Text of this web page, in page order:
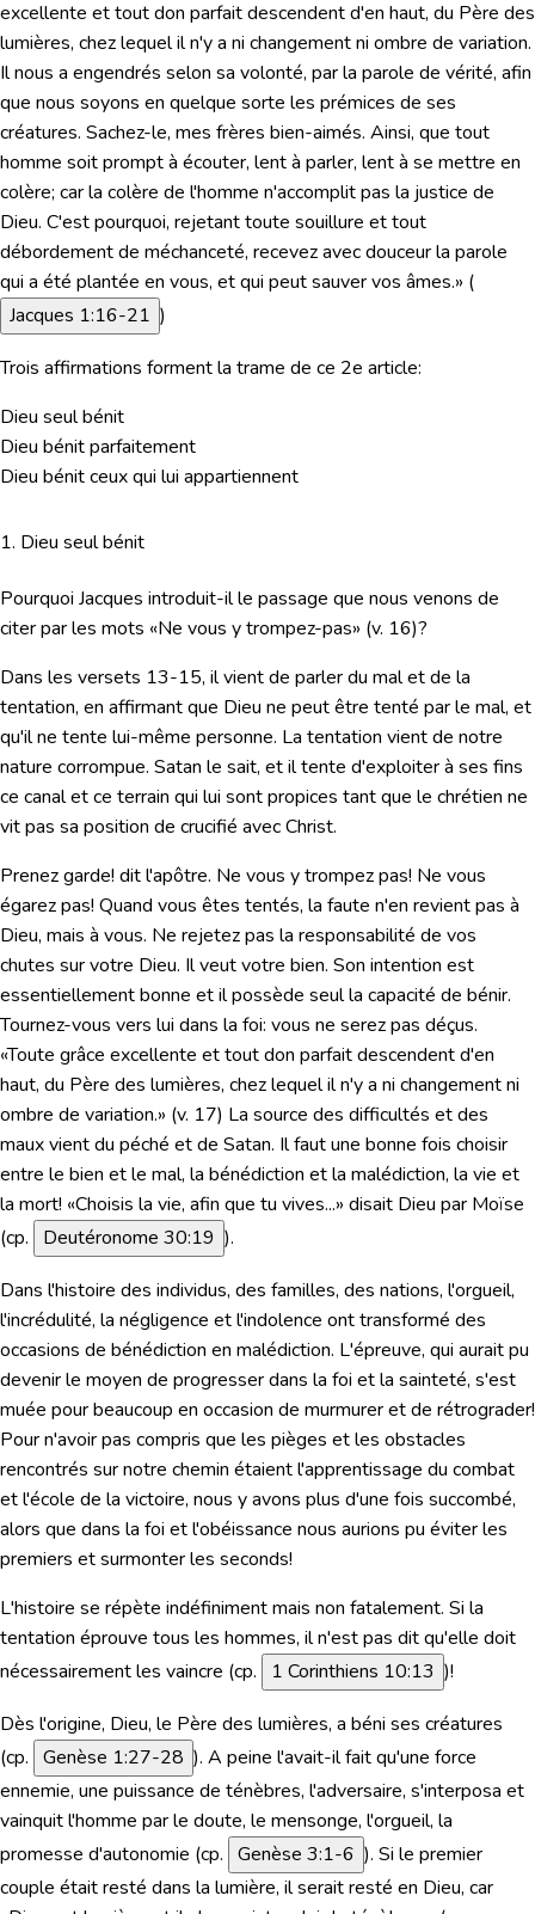
excellente et tout don parfait descendent d'en haut, du Père des
lumières, chez lequel il n'y a ni changement ni ombre de variation.
Il nous a engendrés selon sa volonté, par la parole de vérité, afin
que nous soyons en quelque sorte les prémices de ses
créatures. Sachez-le, mes frères bien-aimés. Ainsi, que tout
homme soit prompt à écouter, lent à parler, lent à se mettre en
colère; car la colère de l'homme n'accomplit pas la justice de
Dieu. C'est pourquoi, rejetant toute souillure et tout
débordement de méchanceté, recevez avec douceur la parole
qui a été plantée en vous, et qui peut sauver vos âmes.» (
Jacques 1:16-21 )
Trois affirmations forment la trame de ce 2e article:
Dieu seul bénit
Dieu bénit parfaitement
Dieu bénit ceux qui lui appartiennent
1. Dieu seul bénit
Pourquoi Jacques introduit-il le passage que nous venons de
citer par les mots «Ne vous y trompez-pas» (v. 16)?
Dans les versets 13-15, il vient de parler du mal et de la
tentation, en affirmant que Dieu ne peut être tenté par le mal, et
qu'il ne tente lui-même personne. La tentation vient de notre
nature corrompue. Satan le sait, et il tente d'exploiter à ses fins
ce canal et ce terrain qui lui sont propices tant que le chrétien ne
vit pas sa position de crucifié avec Christ.
Prenez garde! dit l'apôtre. Ne vous y trompez pas! Ne vous
égarez pas! Quand vous êtes tentés, la faute n'en revient pas à
Dieu, mais à vous. Ne rejetez pas la responsabilité de vos
chutes sur votre Dieu. Il veut votre bien. Son intention est
essentiellement bonne et il possède seul la capacité de bénir.
Tournez-vous vers lui dans la foi: vous ne serez pas déçus.
«Toute grâce excellente et tout don parfait descendent d'en
haut, du Père des lumières, chez lequel il n'y a ni changement ni
ombre de variation.» (v. 17) La source des difficultés et des
maux vient du péché et de Satan. Il faut une bonne fois choisir
entre le bien et le mal, la bénédiction et la malédiction, la vie et
la mort! «Choisis la vie, afin que tu vives...» disait Dieu par Moïse
(cp.
Deutéronome 30:19 ).
Dans l'histoire des individus, des familles, des nations, l'orgueil,
l'incrédulité, la négligence et l'indolence ont transformé des
occasions de bénédiction en malédiction. L'épreuve, qui aurait pu
devenir le moyen de progresser dans la foi et la sainteté, s'est
muée pour beaucoup en occasion de murmurer et de rétrograder!
Pour n'avoir pas compris que les pièges et les obstacles
rencontrés sur notre chemin étaient l'apprentissage du combat
et l'école de la victoire, nous y avons plus d'une fois succombé,
alors que dans la foi et l'obéissance nous aurions pu éviter les
premiers et surmonter les seconds!
L'histoire se répète indéfiniment mais non fatalement. Si la
tentation éprouve tous les hommes, il n'est pas dit qu'elle doit
nécessairement les vaincre (cp.
1 Corinthiens 10:13 )!
Dès l'origine, Dieu, le Père des lumières, a béni ses créatures
(cp. Genèse 1:27-28 ). A peine l'avait-il fait qu'une force
ennemie, une puissance de ténèbres, l'adversaire, s'interposa et
vainquit l'homme par le doute, le mensonge, l'orgueil, la
promesse d'autonomie (cp. Genèse 3:1-6 ). Si le premier
couple était resté dans la lumière, il serait resté en Dieu, car